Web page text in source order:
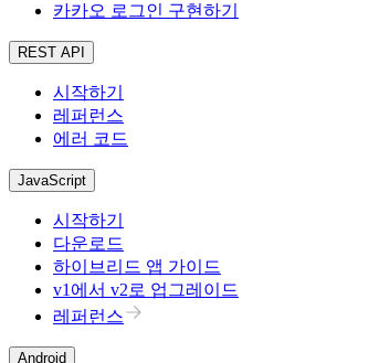
카카오 로그인 구현하기
REST API
시작하기
레퍼런스
에러 코드
JavaScript
시작하기
다운로드
하이브리드 앱 가이드
v1에서 v2로 업그레이드
레퍼런스
Android